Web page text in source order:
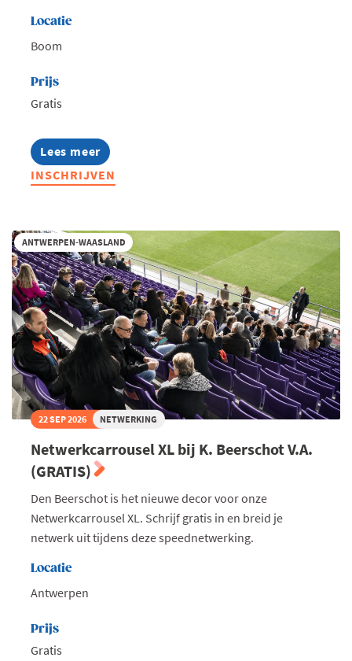
Locatie
Boom
Prijs
Gratis
Lees meer
about
Netwerkwandeling
Boom
INSCHRIJVEN
ANTWERPEN-WAASLAND
22 SEP 2026 NETWERKING
Netwerkcarrousel XL bij K. Beerschot V.A.
(GRATIS)
Den Beerschot is het nieuwe decor voor onze
Netwerkcarrousel XL. Schrijf gratis in en breid je
netwerk uit tijdens deze speednetwerking.
Locatie
Antwerpen
Prijs
Gratis